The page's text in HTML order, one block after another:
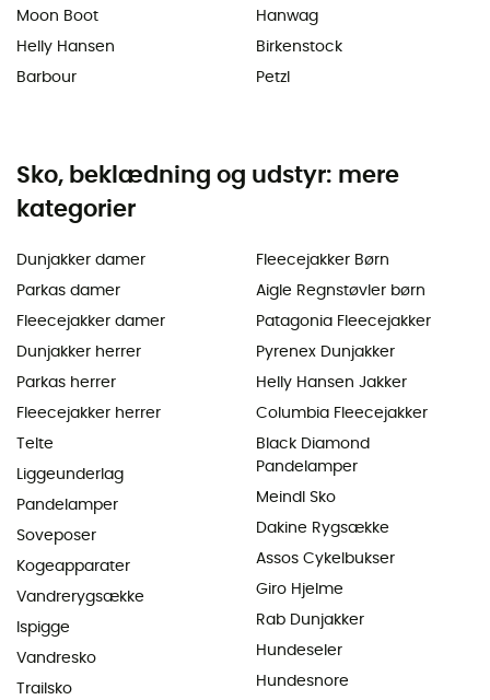
Moon Boot
Helly Hansen
Barbour
Hanwag
Birkenstock
Petzl
Sko, beklædning og udstyr: mere
kategorier
Dunjakker damer
Parkas damer
Fleecejakker damer
Dunjakker herrer
Parkas herrer
Fleecejakker herrer
Telte
Liggeunderlag
Pandelamper
Soveposer
Kogeapparater
Vandrerygsække
Ispigge
Vandresko
Trailsko
Fleecejakker Børn
Aigle Regnstøvler børn
Patagonia Fleecejakker
Pyrenex Dunjakker
Helly Hansen Jakker
Columbia Fleecejakker
Black Diamond
Pandelamper
Meindl Sko
Dakine Rygsække
Assos Cykelbukser
Giro Hjelme
Rab Dunjakker
Hundeseler
Hundesnore